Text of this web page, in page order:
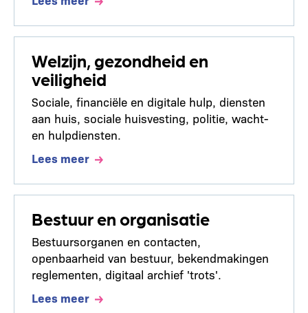
Welzijn, gezondheid en
veiligheid
Sociale, financiële en digitale hulp, diensten
aan huis, sociale huisvesting, politie, wacht-
en hulpdiensten.
Lees meer
Bestuur en organisatie
Bestuursorganen en contacten,
openbaarheid van bestuur, bekendmakingen
reglementen, digitaal archief 'trots'.
Lees meer